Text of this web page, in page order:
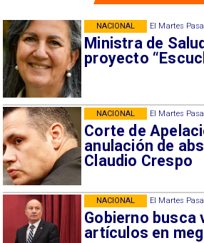
El Martes
Ministra de
proyecto
NACIONAL
El Martes
Corte de
anulación de
Claudio Crespo
NACIONAL
El Martes
Gobierno busca
artículos en
NACIONAL